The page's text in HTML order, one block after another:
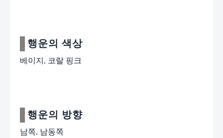
행운의 색상
베이지, 코랄 핑크
행운의 방향
남쪽, 남동쪽